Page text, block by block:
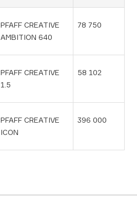
PFAFF CREATIVE
AMBITION 640
78 750
PFAFF CREATIVE
1.5
58 102
PFAFF CREATIVE
ICON
396 000